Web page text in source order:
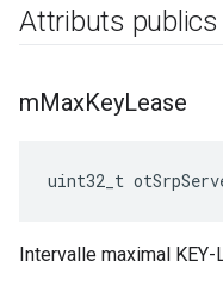
Attributs publics
mMaxKeyLease
uint32_t
Intervalle maximal KEY-